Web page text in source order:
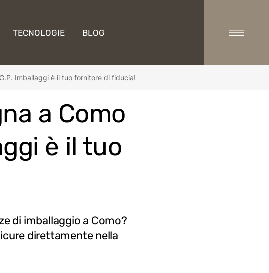
TECNOLOGIE BLOG
Imballaggi è il tuo fornitore di fiducia!
a Como
è il tuo
di imballaggio a Como?
direttamente nella